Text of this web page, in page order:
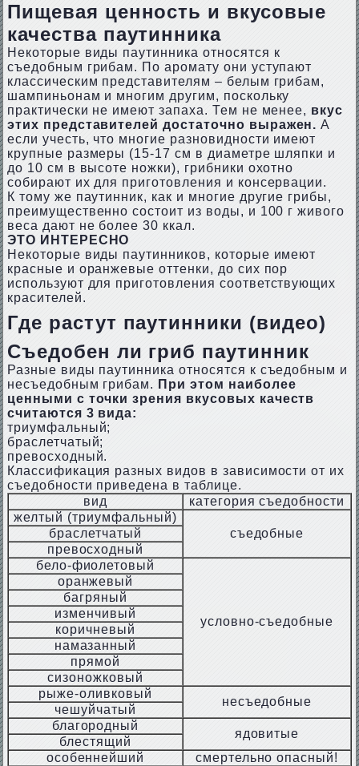
Пищевая ценность и вкусовые
качества паутинника
Некоторые виды паутинника относятся к
съедобным грибам. По аромату они уступают
классическим представителям – белым грибам,
шампиньонам и многим другим, поскольку
практически не имеют запаха. Тем не менее, вкус
этих представителей достаточно выражен. А
если учесть, что многие разновидности имеют
крупные размеры (15-17 см в диаметре шляпки и
до 10 см в высоте ножки), грибники охотно
собирают их для приготовления и консервации.
К тому же паутинник, как и многие другие грибы,
преимущественно состоит из воды, и 100 г живого
веса дают не более 30 ккал.
ЭТО ИНТЕРЕСНО
Некоторые виды паутинников, которые имеют
красные и оранжевые оттенки, до сих пор
используют для приготовления соответствующих
красителей.
Где растут паутинники (видео)
Съедобен ли гриб паутинник
Разные виды паутинника относятся к съедобным и
несъедобным грибам. При этом наиболее
ценными с точки зрения вкусовых качеств
считаются 3 вида:
триумфальный;
браслетчатый;
превосходный.
Классификация разных видов в зависимости от их
съедобности приведена в таблице.
вид
категория съедобности
желтый (триумфальный)
съедобные
браслетчатый
превосходный
бело-фиолетовый
условно-съедобные
оранжевый
багряный
изменчивый
коричневый
намазанный
прямой
сизоножковый
рыже-оливковый
несъедобные
чешуйчатый
благородный
ядовитые
блестящий
особеннейший
смертельно опасный!